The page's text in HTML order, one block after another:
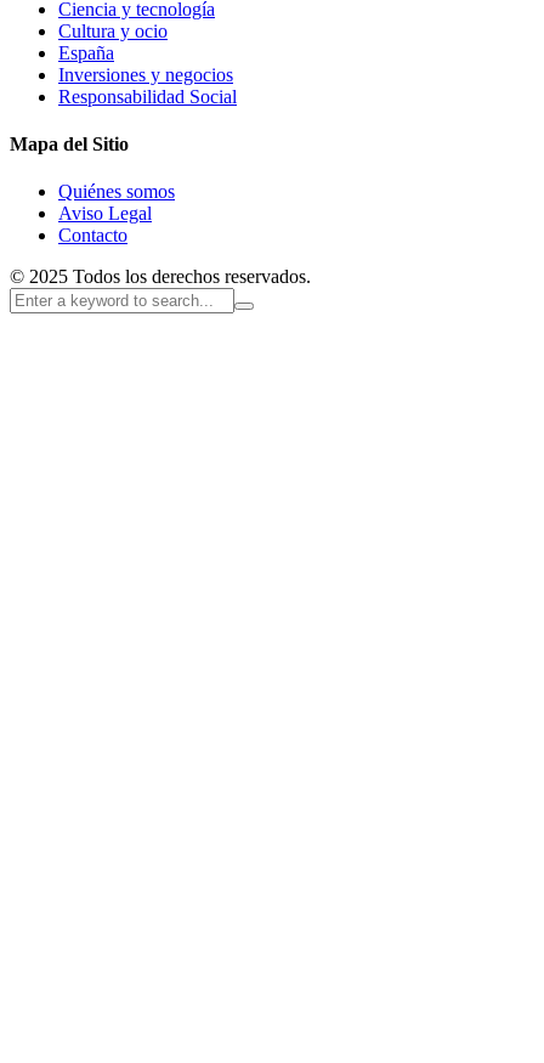
Ciencia y tecnología
Cultura y ocio
España
Inversiones y negocios
Responsabilidad Social
Mapa del Sitio
Quiénes somos
Aviso Legal
Contacto
© 2025 Todos los derechos reservados.